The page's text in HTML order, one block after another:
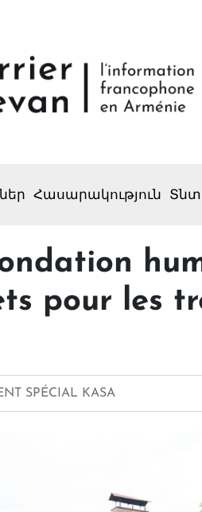
Հասարակություն
pour les
SPÉCIAL KASA